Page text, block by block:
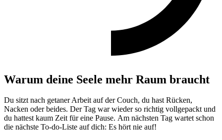
Warum deine Seele mehr Raum braucht
Du sitzt nach getaner Arbeit auf der Couch, du hast Rücken,
Nacken oder beides. Der Tag war wieder so richtig vollgepackt und
du hattest kaum Zeit für eine Pause. Am nächsten Tag wartet schon
die nächste To-do-Liste auf dich: Es hört nie auf!